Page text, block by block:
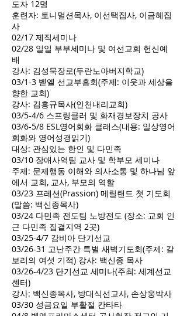
도자 12명
훈련자: 토니멀션목사, 이선택집사, 이금혜집
사
02/17 제직세미나
02/28 일일 부부세미나 및 여선교회 헌신예
배
강사: 김성묵장로(두란노아버지학교)
03/1-3 벧엘 선교부흥회(주제: 이웃과 세상을
향한 교회)
강사: 김흥규목사(인천내리교회)
03/5-4/6 스프링클러 및 화재경보장치 공사
03/6-5/8 ESL영어회화 클래스(내용: 일상영어
회화와 영어성경읽기)
대상: 관심있는 한인 및 다민족
03/10 장애사역팀 교사 및 학부모 세미나
주제: 문제행동 이해와 의사소통 및 하나님 앞
에서 교회, 교사, 부모의 역할
03/23 프레션(Prassion) 메릴랜드 첫 기도회
(말씀: 백신종목사)
03/24 다민족 전도팀 노방전도 (장소: 교회 인
근 다민족 집결지역 2곳)
03/25-4/7 감비아 단기선교
03/26-31 고난주간 특별 새벽기도회(주제: 갈
보리의 여섯 기적) 강사: 백신종 목사
03/26-4/23 단기선교 세미나(주최: 세계선교
센터)
강사: 백신종목사, 방대식선교사, 손상웅박사
03/30 성금요일 부활절 칸타타